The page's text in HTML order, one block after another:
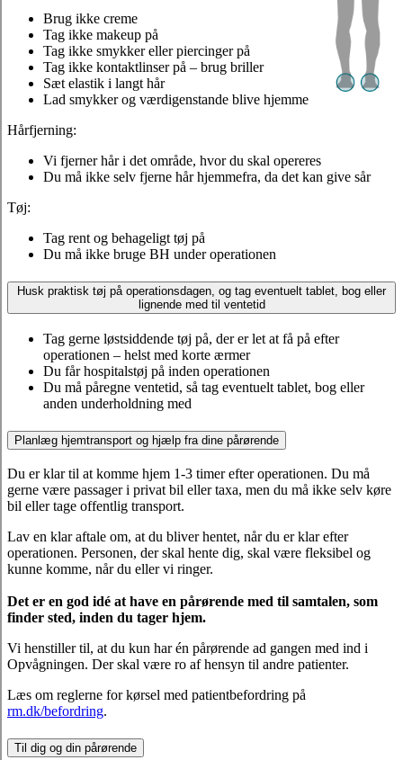
Brug ikke creme
Tag ikke makeup på
Tag ikke smykker eller piercinger på
Tag ikke kontaktlinser på – brug briller
Sæt elastik i langt hår
Lad smykker og værdigenstande blive hjemme
Hårfjerning:
Vi fjerner hår i det område, hvor du skal opereres
Du må ikke selv fjerne hår hjemmefra, da det kan give sår
Tøj:
Tag rent og behageligt tøj på
Du må ikke bruge BH under operationen
Husk praktisk tøj på operationsdagen, og tag eventuelt tablet, bog eller
lignende med til ventetid
Tag gerne løstsiddende tøj på, der er let at få på efter
operationen – helst med korte ærmer
Du får hospitalstøj på inden operationen
Du må påregne ventetid, så tag eventuelt tablet, bog eller
anden underholdning med
Planlæg hjemtransport og hjælp fra dine pårørende
Du er klar til at komme hjem 1-3 timer efter operationen. Du må
gerne være passager i privat bil eller taxa, men du må ikke selv køre
bil eller tage offentlig transport.
Lav en klar aftale om, at du bliver hentet, når du er klar efter
operationen. Personen, der skal hente dig, skal være fleksibel og
kunne komme, når du eller vi ringer.
Det er en god idé at have en pårørende med til samtalen, som
finder sted, inden du tager hjem.
Vi henstiller til, at du kun har én pårørende ad gangen med ind i
Opvågningen. Der skal være ro af hensyn til andre patienter.
Læs om reglerne for kørsel med patientbefordring på
rm.dk/befordring.
Til dig og din pårørende